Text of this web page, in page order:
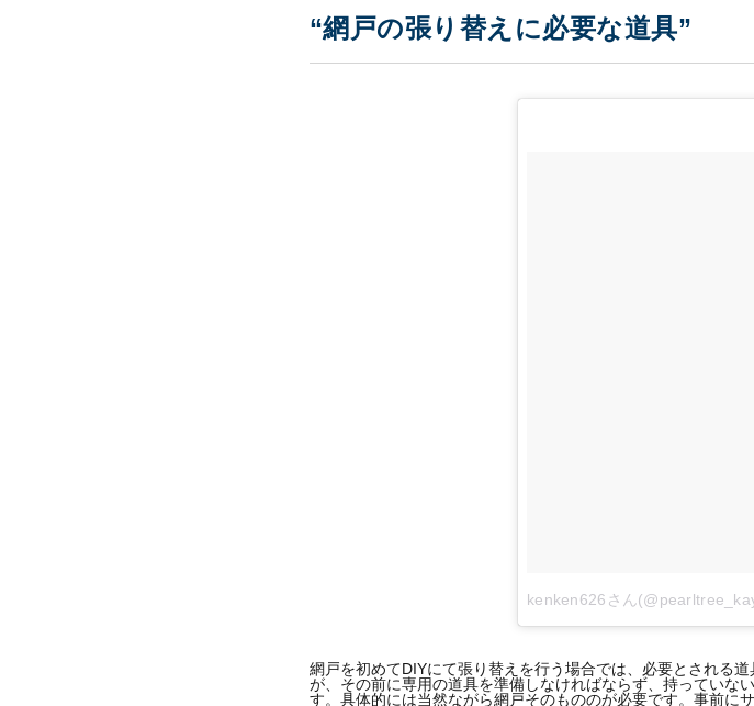
“網戸の張り替えに必要な道具”
kenken626さん
網戸を初めてDIYにて張り替えを行う場合では、必要とされる
が、その前に専用の道具を準備しなければならず、持っていな
す。具体的には当然ながら網戸そのもののが必要です。事前に